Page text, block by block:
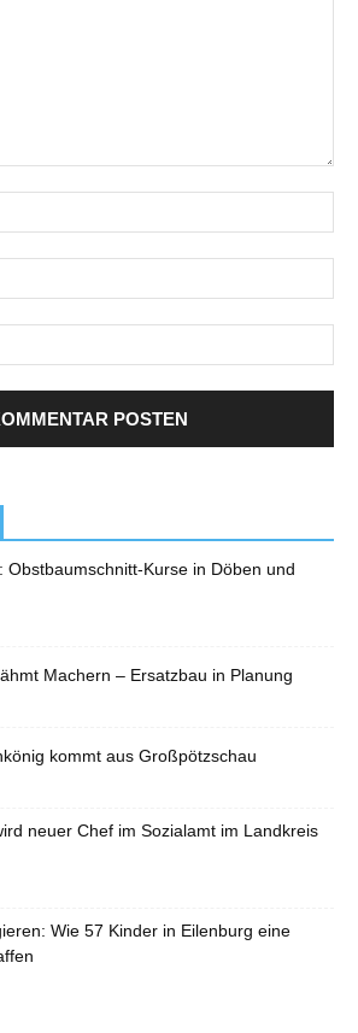
Obstbaumschnitt-Kurse in Döben und
Machern – Ersatzbau in Planung
kommt aus Großpötzschau
neuer Chef im Sozialamt im Landkreis
Wie 57 Kinder in Eilenburg eine